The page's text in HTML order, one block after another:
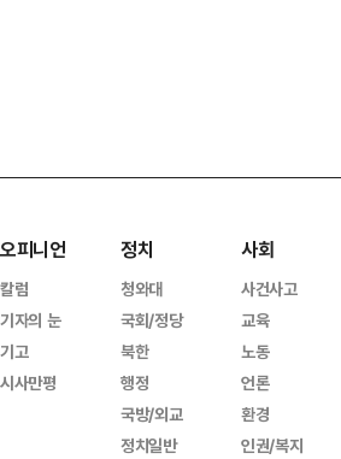
오피니언
칼럼
기자의 눈
기고
시사만평
정치
청와대
국회/정당
북한
행정
국방/외교
정치일반
사회
사건사고
교육
노동
언론
환경
인권/복지